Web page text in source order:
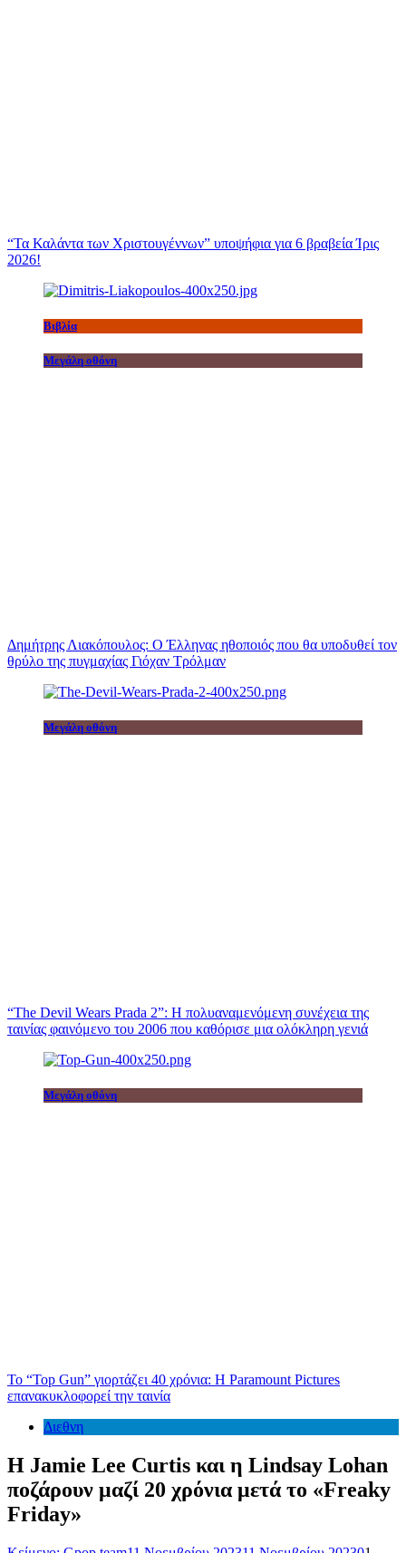
“Τα Καλάντα των Χριστουγέννων” υποψήφια για 6 βραβεία Ίρις
2026!
Βιβλία
Μεγάλη οθόνη
Δημήτρης Λιακόπουλος: Ο Έλληνας ηθοποιός που θα υποδυθεί τον
θρύλο της πυγμαχίας Γιόχαν Τρόλμαν
Μεγάλη οθόνη
“The Devil Wears Prada 2”: Η πολυαναμενόμενη συνέχεια της
ταινίας φαινόμενο του 2006 που καθόρισε μια ολόκληρη γενιά
Μεγάλη οθόνη
Το “Top Gun” γιορτάζει 40 χρόνια: Η Paramount Pictures
επανακυκλοφορεί την ταινία
Διεθνη
Η Jamie Lee Curtis και η Lindsay Lohan
ποζάρουν μαζί 20 χρόνια μετά το «Freaky
Friday»